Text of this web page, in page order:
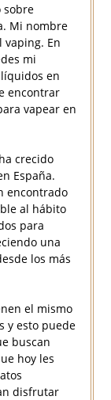
sobre
Mi nombre
vaping. En
mi
en
encontrar
vapear en
crecido
España.
encontrado
al hábito
para
una
los más
el mismo
y esto puede
buscan
hoy les
disfrutar